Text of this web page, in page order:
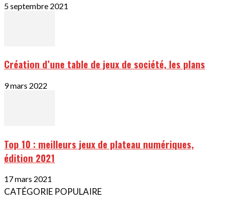
5 septembre 2021
Création d’une table de jeux de société, les plans
9 mars 2022
Top 10 : meilleurs jeux de plateau numériques,
édition 2021
17 mars 2021
CATÉGORIE POPULAIRE